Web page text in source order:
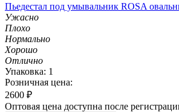
Пьедестал под умывальник ROSA
Ужасно
Плохо
Нормально
Хорошо
Отлично
Упаковка: 1
Розничная цена:
2600 ₽
Оптовая цена доступна после